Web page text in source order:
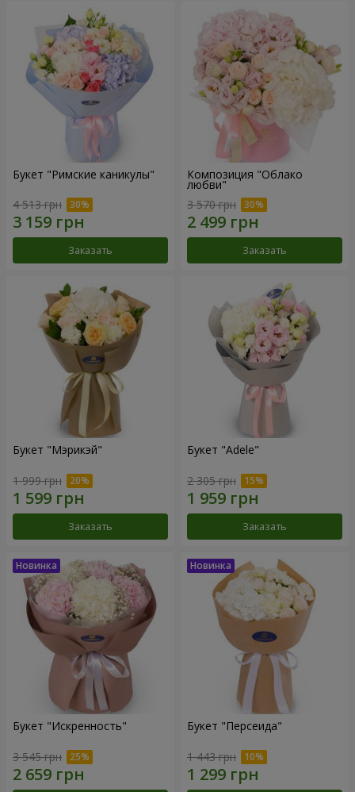
Букет "Римские каникулы"
4 513 грн
Заказать
Композиция "Облако
любви"
3 570 грн
Заказать
Букет "Мэрикэй"
1 999 грн
Заказать
Букет "Adele"
2 305 грн
Заказать
Букет "Искренность"
3 545 грн
Букет "Персеида"
1 443 грн